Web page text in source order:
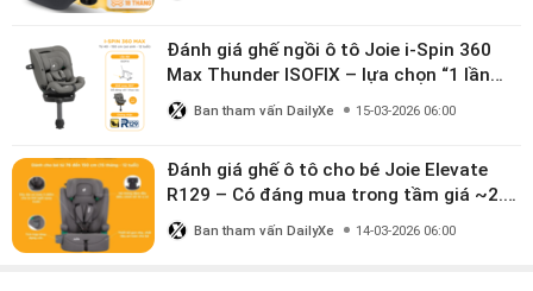
Đánh giá ghế ngồi ô tô Joie i-Spin 360
Max Thunder ISOFIX – lựa chọn “1 lần
dùng đến 12 năm” có đáng giá gần 9
triệu?
Ban tham vấn DailyXe 15-03-2026 06:00
Đánh giá ghế ô tô cho bé Joie Elevate
R129 – Có đáng mua trong tầm giá ~2.8
triệu?
Ban tham vấn DailyXe 14-03-2026 06:00